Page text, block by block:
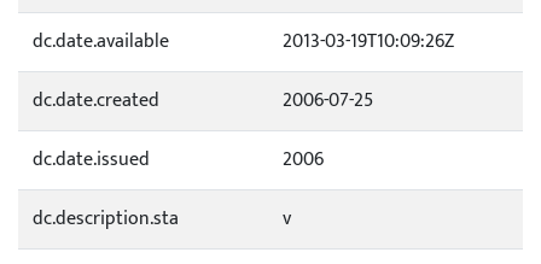
dc.date.available
2013-03-19T10:09:26Z
dc.date.created
2006-07-25
dc.date.issued
2006
dc.description.sta
v